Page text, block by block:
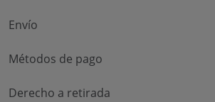
Envío
Métodos de pago
Derecho a retirada